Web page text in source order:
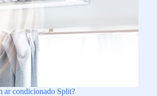
ar condicionado Split?